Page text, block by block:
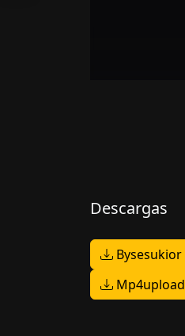
Descargas
Bysesukior
Mp4upload